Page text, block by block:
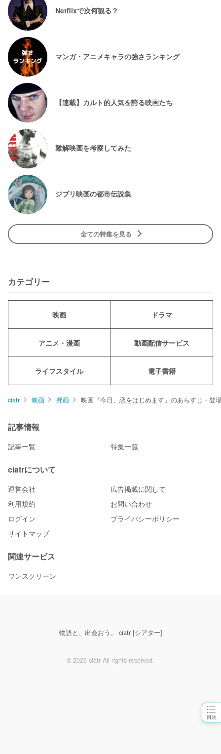
目次
Netflixで次何観る？
マンガ・アニメキャラの強さランキング
【連載】カルト的人気を誇る映画たち
難解映画を考察してみた
ジブリ映画の都市伝説集
全ての特集を見る
カテゴリー
映画 ドラマ
アニメ・漫画 動画配信サービス
ライフスタイル 電子書籍
ciatr 映画 邦画 映画『今日、恋をはじめます』のあらすじ・登
記事情報
記事一覧 特集一覧
ciatrについて
運営会社
広告掲載に関して
利用規約
お問い合わせ
ログイン
プライバシーポリシー
サイトマップ
関連サービス
ワンスクリーン
物語と、出会おう。 ciatr [シアター]
© 2026 ciatr All rights reserved.